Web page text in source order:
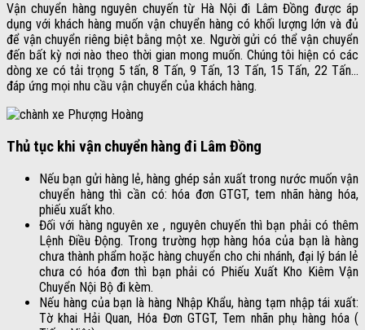
Vận chuyển hàng nguyên chuyến từ Hà Nội đi Lâm Đồng được áp
dụng với khách hàng muốn vận chuyển hàng có khối lượng lớn và đủ
để vận chuyển riêng biệt bằng một xe. Người gửi có thể vận chuyển
đến bất kỳ nơi nào theo thời gian mong muốn. Chúng tôi hiện có các
dòng xe có tải trọng 5 tấn, 8 Tấn, 9 Tấn, 13 Tấn, 15 Tấn, 22 Tấn…
đáp ứng mọi nhu cầu vận chuyển của khách hàng.
Thủ tục khi vận chuyển hàng đi Lâm Đồng
Nếu bạn gửi hàng lẻ, hàng ghép sản xuất trong nước muốn vận
chuyển hàng thì cần có: hóa đơn GTGT, tem nhãn hàng hóa,
phiếu xuất kho.
Đối với hàng nguyên xe , nguyên chuyến thì bạn phải có thêm
Lệnh Điều Động. Trong trường hợp hàng hóa của bạn là hàng
chưa thành phẩm hoặc hàng chuyển cho chi nhánh, đại lý bán lẻ
chưa có hóa đơn thì bạn phải có Phiếu Xuất Kho Kiêm Vận
Chuyển Nội Bộ đi kèm.
Nếu hàng của bạn là hàng Nhập Khẩu, hàng tạm nhập tái xuất:
Tờ khai Hải Quan, Hóa Đơn GTGT, Tem nhãn phụ hàng hóa (